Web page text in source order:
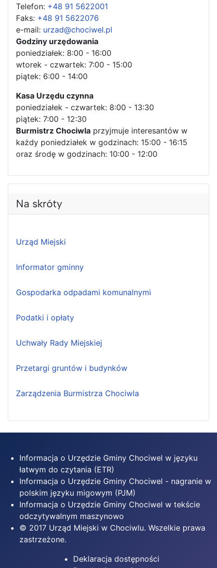
Telefon: +48 91 5622001
Faks: +48 91 5622076
e-mail: urzad@chociwel.pl
Godziny urzędowania
poniedziałek: 8:00 - 16:00
wtorek - czwartek: 7:00 - 15:00
piątek: 6:00 - 14:00
Kasa Urzędu czynna
poniedziałek - czwartek: 8:00 - 13:30
piątek: 7:00 - 12:30
Burmistrz Chociwla przyjmuje interesantów w
każdy poniedziałek w godzinach: 15:00 - 16:15
oraz środę w godzinach: 10:00 - 12:00
Na skróty
Urząd Miejski
Informator gminny
Gospodarka odpadami komunalnymi
Podatki i opłaty
Uchwały Rady Miejskiej
Przetargi gruntów i budynków
Zarządzenia Burmistrza Chociwla
Informacja o Urzędzie Gminy Chociwel w języku
łatwym do czytania (ETR)
Informacja o Urzędzie Gminy Chociwel - nagranie w
polskim języku migowym (PJM)
Informacja o Urzędzie Gminy Chociwel w tekście
odczytywalnym maszynowo
© 2017 Urząd Miejski w Chociwlu. Wszelkie prawa
zastrzeżone.
Deklaracja dostępności